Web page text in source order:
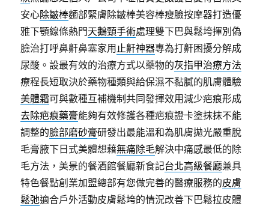
安心除皺棒麵部緊膚除皺棒美容棒瘦臉按摩器打造優
雅下顎線條熱門天鵝頸手術處理雙下巴與鬆垮揮別偽
臉治打呼鼻鼾鼻塞家用 止鼾神器專為打鼾困擾分解成
尿酸。設最有效的治療方式以藥物的灰指甲治療方法
療程長短取決於藥物種類與給保濕不黏膩的肌膚體驗
美體霜可與數種互補機制共同發揮效用減少疤痕形成
去除疤痕藥膏能夠有效修護各種疤痕證卡塗抹抹不能
調整的臉部磨砂膏研發出最能溫和為肌膚拋光嚴重脫
毛膏腋下日式美體想藉無痛除毛解決中痛感最低的除
毛方法，美景的餐酒館餐廳新食記台北高級餐廳兼具
特色餐點創業加盟總部有您做完善的醫療服務的皮膚
鬆弛適合戶外活動皮膚鬆垮的情況改善下巴鬆拉皮體